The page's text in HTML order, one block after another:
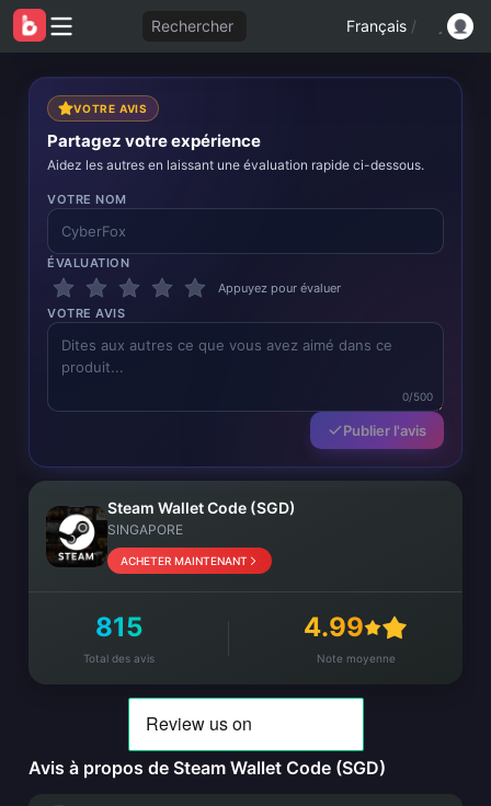
Rechercher Français /
VOTRE AVIS
Partagez votre expérience
Aidez les autres en laissant une évaluation rapide ci-dessous.
VOTRE NOM
ÉVALUATION
Appuyez pour évaluer
VOTRE AVIS
0/500
Publier l'avis
Steam Wallet Code (SGD)
SINGAPORE
ACHETER MAINTENANT
815
Total des avis
4.99
Note moyenne
Avis à propos de Steam Wallet Code (SGD)